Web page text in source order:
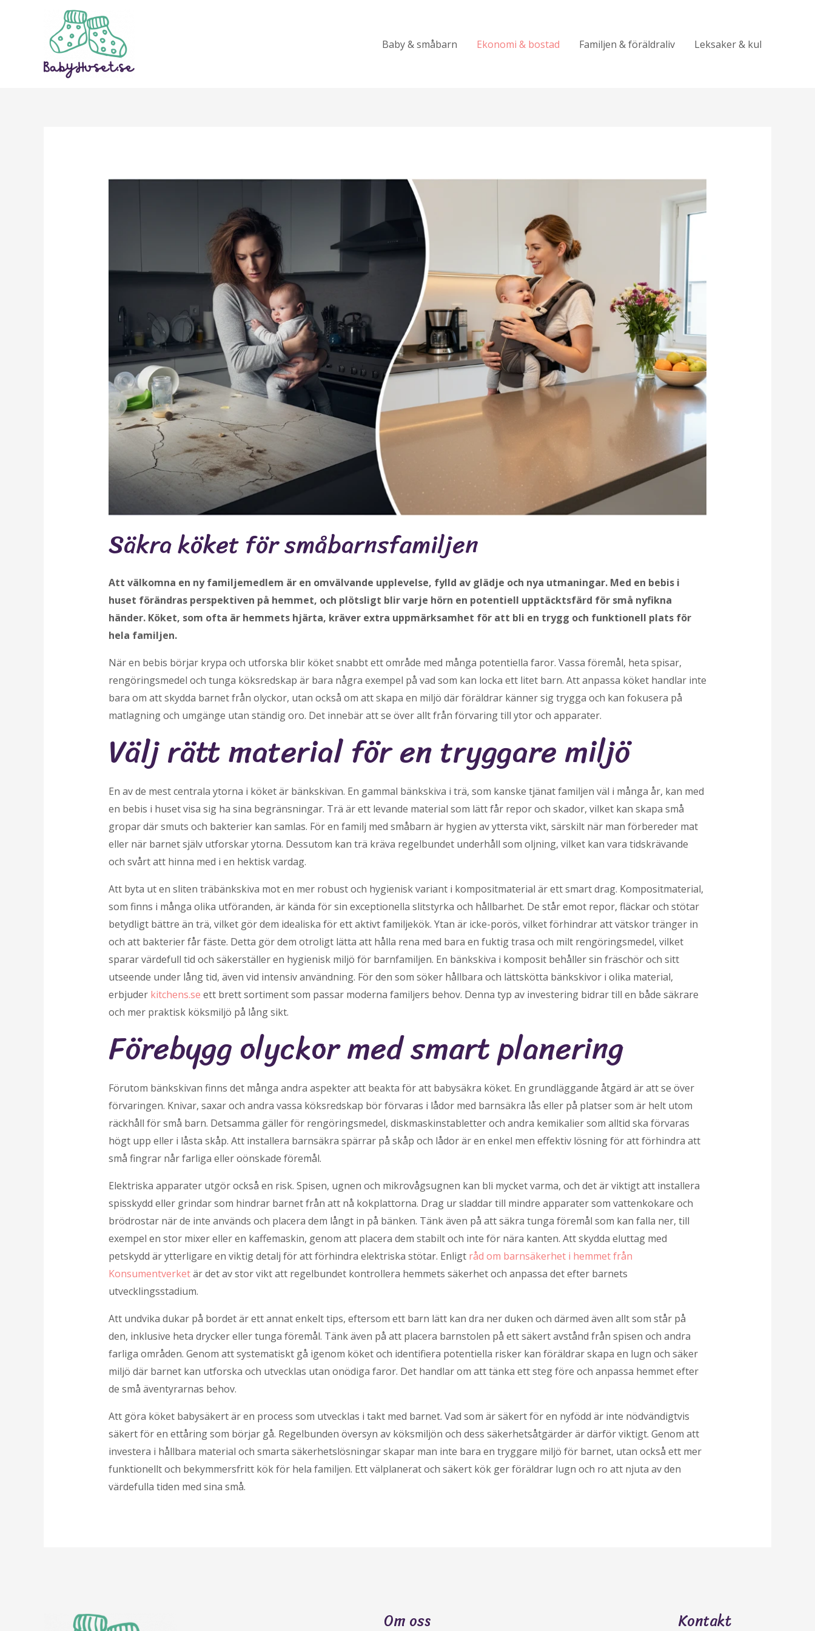
Baby & småbarn Ekonomi & bostad Familjen & föräldraliv Leksaker & kul
Säkra köket för småbarnsfamiljen
Att välkomna en ny familjemedlem är en omvälvande upplevelse, fylld av glädje och nya utmaningar. Med en bebis i
huset förändras perspektiven på hemmet, och plötsligt blir varje hörn en potentiell upptäcktsfärd för små nyfikna
händer. Köket, som ofta är hemmets hjärta, kräver extra uppmärksamhet för att bli en trygg och funktionell plats för
hela familjen.
När en bebis börjar krypa och utforska blir köket snabbt ett område med många potentiella faror. Vassa föremål, heta spisar,
rengöringsmedel och tunga köksredskap är bara några exempel på vad som kan locka ett litet barn. Att anpassa köket handlar inte
bara om att skydda barnet från olyckor, utan också om att skapa en miljö där föräldrar känner sig trygga och kan fokusera på
matlagning och umgänge utan ständig oro. Det innebär att se över allt från förvaring till ytor och apparater.
Välj rätt material för en tryggare miljö
En av de mest centrala ytorna i köket är bänkskivan. En gammal bänkskiva i trä, som kanske tjänat familjen väl i många år, kan med
en bebis i huset visa sig ha sina begränsningar. Trä är ett levande material som lätt får repor och skador, vilket kan skapa små
gropar där smuts och bakterier kan samlas. För en familj med småbarn är hygien av yttersta vikt, särskilt när man förbereder mat
eller när barnet själv utforskar ytorna. Dessutom kan trä kräva regelbundet underhåll som oljning, vilket kan vara tidskrävande
och svårt att hinna med i en hektisk vardag.
Att byta ut en sliten träbänkskiva mot en mer robust och hygienisk variant i kompositmaterial är ett smart drag. Kompositmaterial,
som finns i många olika utföranden, är kända för sin exceptionella slitstyrka och hållbarhet. De står emot repor, fläckar och stötar
betydligt bättre än trä, vilket gör dem idealiska för ett aktivt familjekök. Ytan är icke-porös, vilket förhindrar att vätskor tränger in
och att bakterier får fäste. Detta gör dem otroligt lätta att hålla rena med bara en fuktig trasa och milt rengöringsmedel, vilket
sparar värdefull tid och säkerställer en hygienisk miljö för barnfamiljen. En bänkskiva i komposit behåller sin fräschör och sitt
utseende under lång tid, även vid intensiv användning. För den som söker hållbara och lättskötta bänkskivor i olika material,
erbjuder kitchens.se ett brett sortiment som passar moderna familjers behov. Denna typ av investering bidrar till en både säkrare
och mer praktisk köksmiljö på lång sikt.
Förebygg olyckor med smart planering
Förutom bänkskivan finns det många andra aspekter att beakta för att babysäkra köket. En grundläggande åtgärd är att se över
förvaringen. Knivar, saxar och andra vassa köksredskap bör förvaras i lådor med barnsäkra lås eller på platser som är helt utom
räckhåll för små barn. Detsamma gäller för rengöringsmedel, diskmaskinstabletter och andra kemikalier som alltid ska förvaras
högt upp eller i låsta skåp. Att installera barnsäkra spärrar på skåp och lådor är en enkel men effektiv lösning för att förhindra att
små fingrar når farliga eller oönskade föremål.
Elektriska apparater utgör också en risk. Spisen, ugnen och mikrovågsugnen kan bli mycket varma, och det är viktigt att installera
spisskydd eller grindar som hindrar barnet från att nå kokplattorna. Drag ur sladdar till mindre apparater som vattenkokare och
brödrostar när de inte används och placera dem långt in på bänken. Tänk även på att säkra tunga föremål som kan falla ner, till
exempel en stor mixer eller en kaffemaskin, genom att placera dem stabilt och inte för nära kanten. Att skydda eluttag med
petskydd är ytterligare en viktig detalj för att förhindra elektriska stötar. Enligt råd om barnsäkerhet i hemmet från
Konsumentverketär det av stor vikt att regelbundet kontrollera hemmets säkerhet och anpassa det efter barnets
utvecklingsstadium.
Att undvika dukar på bordet är ett annat enkelt tips, eftersom ett barn lätt kan dra ner duken och därmed även allt som står på
den, inklusive heta drycker eller tunga föremål. Tänk även på att placera barnstolen på ett säkert avstånd från spisen och andra
farliga områden. Genom att systematiskt gå igenom köket och identifiera potentiella risker kan föräldrar skapa en lugn och säker
miljö där barnet kan utforska och utvecklas utan onödiga faror. Det handlar om att tänka ett steg före och anpassa hemmet efter
de små äventyrarnas behov.
Att göra köket babysäkert är en process som utvecklas i takt med barnet. Vad som är säkert för en nyfödd är inte nödvändigtvis
säkert för en ettåring som börjar gå. Regelbunden översyn av köksmiljön och dess säkerhetsåtgärder är därför viktigt. Genom att
investera i hållbara material och smarta säkerhetslösningar skapar man inte bara en tryggare miljö för barnet, utan också ett mer
funktionellt och bekymmersfritt kök för hela familjen. Ett välplanerat och säkert kök ger föräldrar lugn och ro att njuta av den
värdefulla tiden med sina små.
Om oss Kontakt